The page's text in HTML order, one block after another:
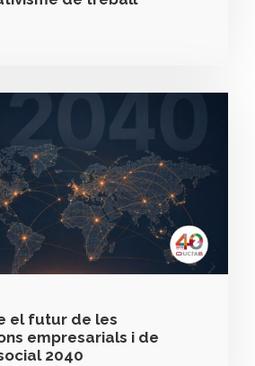
el futur de les
empresarials i de
2040